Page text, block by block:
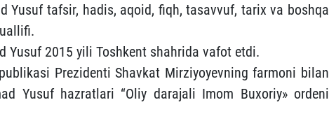
Yusuf tafsir, hadis, aqoid, fiqh, tasavvuf, tarix va boshqa
Yusuf 2015 yili Toshkent shahrida vafot etdi.
Prezidenti Shavkat Mirziyoyevning farmoni bilan
Yusuf hazratlari “Oliy darajali Imom Buxoriy» ordeni